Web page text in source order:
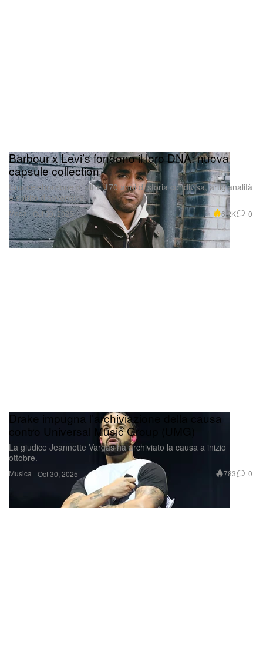
Moda
Barbour x Levi’s fondono il loro DNA: nuova
capsule collection
Una celebrazione di oltre 170 anni di storia condivisa, artigianalità
e spirito d’avventura.
Oct 30, 2025 6.2K 0
Musica
Drake impugna l’archiviazione della causa
contro Universal Music Group (UMG)
La giudice Jeannette Vargas ha archiviato la causa a inizio
ottobre.
Oct 30, 2025 783 0